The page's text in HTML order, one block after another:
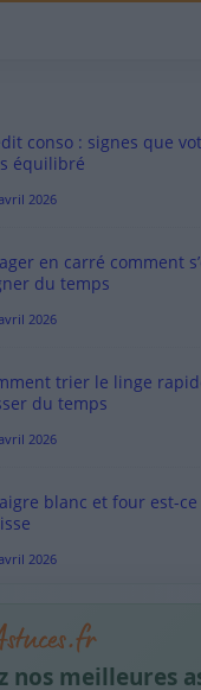
conso : signes que
équilibré
2026
en carré comment
du temps
2026
trier le linge
du temps
2026
blanc et four est-
2026
pigmentaires :
qui aident
2026
nos meilleures